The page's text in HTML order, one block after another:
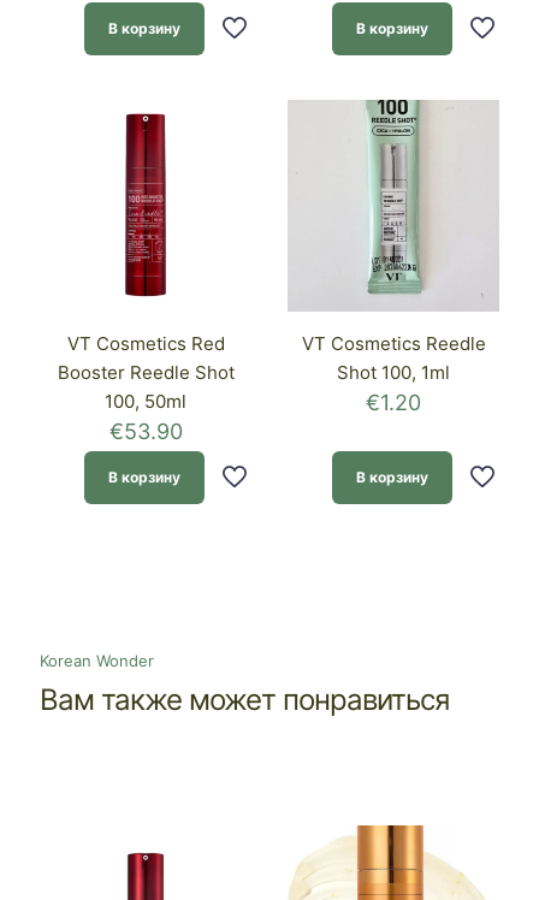
В корзину В корзину
VT Cosmetics Red
Booster Reedle Shot
100, 50ml
€53.90
В корзину
VT Cosmetics Reedle
Shot 100, 1ml
€1.20
В корзину
Korean Wonder
Вам также может понравиться